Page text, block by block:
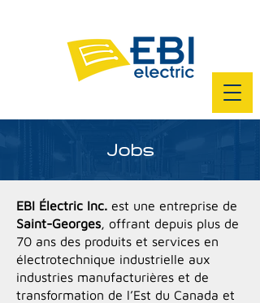
Jobs
EBI Électric Inc. est une entreprise de
Saint-Georges, offrant depuis plus de
70 ans des produits et services en
électrotechnique industrielle aux
industries manufacturières et de
transformation de l’Est du Canada et